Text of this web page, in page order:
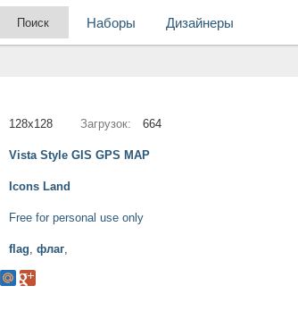
Наборы Дизайнеры
128x128 Загрузок: 664
Vista Style GIS GPS MAP
Icons Land
Free for personal use only
flag, флаг,